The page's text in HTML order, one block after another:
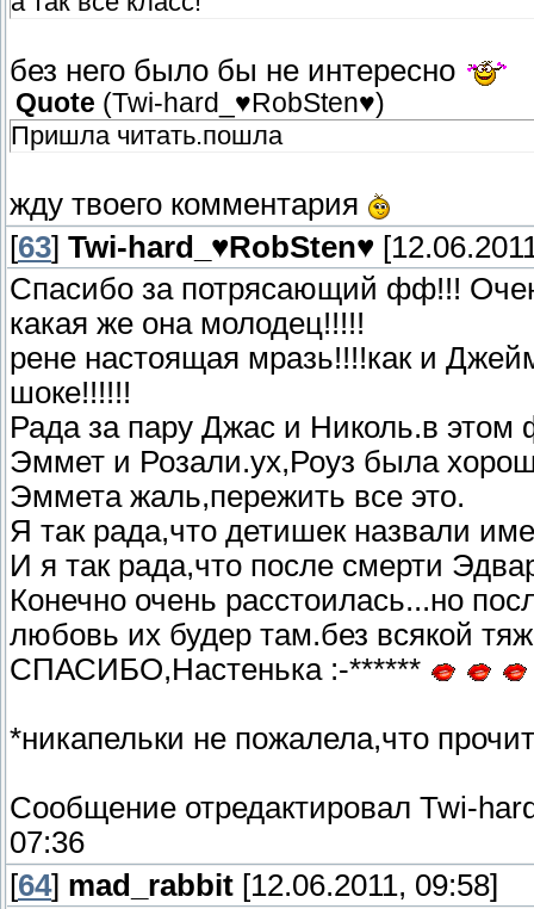
без него было бы не интересно
Quote (Twi-hard_♥RobSten♥)
Пришла читать.пошла
жду твоего комментария
[63] Twi-hard_♥RobSten♥
Спасибо за потрясающий фф!!!
какая же она молодец!!!!!
рене настоящая мразь!!!!как и
шоке!!!!!!
Рада за пару Джас и Николь.в
Эммет и Розали.ух,Роуз была
Эммета жаль,пережить все это.
Я так рада,что детишек назвали
И я так рада,что после смерти
Конечно очень расстоилась...но
любовь их будер там.без всякой
СПАСИБО,Настенька :-******
*никапельки не пожалела,что
Сообщение отредактировал Twi-
07:36
[64] mad_rabbit [12.06.2011, 09:58]